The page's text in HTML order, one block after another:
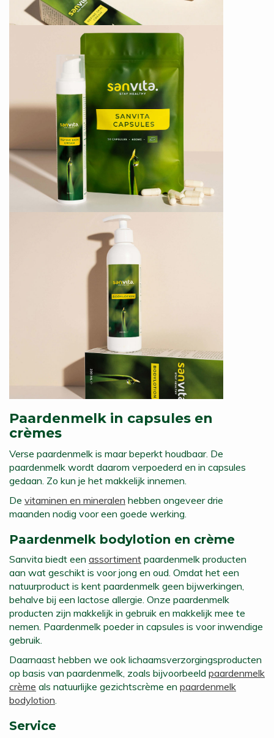
Paardenmelk in capsules en
crèmes
Verse paardenmelk is maar beperkt houdbaar. De
paardenmelk wordt daarom verpoederd en in capsules
gedaan. Zo kun je het makkelijk innemen.
De vitaminen en mineralen hebben ongeveer drie
maanden nodig voor een goede werking.
Paardenmelk bodylotion en crème
Sanvita biedt een assortiment paardenmelk producten
aan wat geschikt is voor jong en oud. Omdat het een
natuurproduct is kent paardenmelk geen bijwerkingen,
behalve bij een lactose allergie. Onze paardenmelk
producten zijn makkelijk in gebruik en makkelijk mee te
nemen. Paardenmelk poeder in capsules is voor inwendige
gebruik.
Daarnaast hebben we ook lichaamsverzorgingsproducten
op basis van paardenmelk, zoals bijvoorbeeld paardenmelk
crème als natuurlijke gezichtscrème en paardenmelk
bodylotion
Service